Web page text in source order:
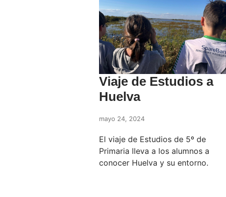
Viaje de Estudios a
Huelva
mayo 24, 2024
El viaje de Estudios de 5º de
Primaria lleva a los alumnos a
conocer Huelva y su entorno.